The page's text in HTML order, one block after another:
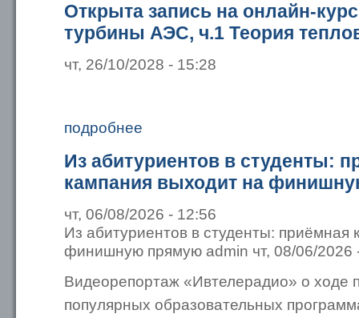
Открыта запись на онлайн-
турбины АЭС, ч.1 Теория
чт, 26/10/2028 - 15:28
подробнее
Из абитуриентов в студенты:
кампания выходит на
чт, 06/08/2026 - 12:56
Из абитуриентов в студенты: приёмная
финишную прямую admin чт, 08/06/2026
Видеорепортаж «Ивтелерадио» о ходе
популярных образовательных